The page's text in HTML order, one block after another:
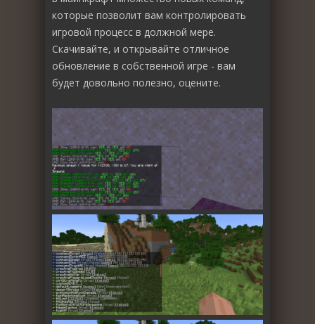
которые позволит вам контролировать
игровой процесс в должной мере.
Скачивайте, и открывайте отличное
обновление в собственной игре - вам
будет довольно полезно, оцените.